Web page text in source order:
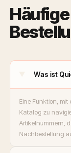
Was ist
Eine Funktion,
Katalog zu
Artikelnummern,
Nachbestellung